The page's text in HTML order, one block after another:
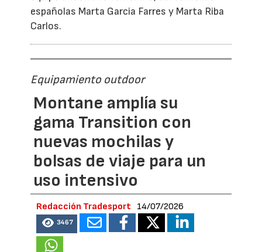
españolas Marta Garcia Farres y Marta Riba
Carlos.
Equipamiento outdoor
Montane amplía su
gama Transition con
nuevas mochilas y
bolsas de viaje para un
uso intensivo
Redacción Tradesport 14/07/2026
3467